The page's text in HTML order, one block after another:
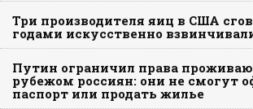
Три производителя яиц в США
годами искусственно
Путин ограничил права
рубежом россиян: они не смогут
паспорт или продать жилье